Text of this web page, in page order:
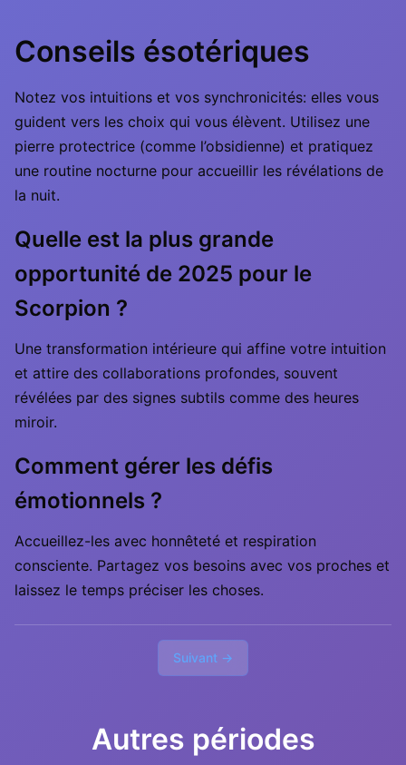
Conseils ésotériques
Notez vos intuitions et vos synchronicités: elles vous
guident vers les choix qui vous élèvent. Utilisez une
pierre protectrice (comme l’obsidienne) et pratiquez
une routine nocturne pour accueillir les révélations de
la nuit.
Quelle est la plus grande
opportunité de 2025 pour le
Scorpion ?
Une transformation intérieure qui affine votre intuition
et attire des collaborations profondes, souvent
révélées par des signes subtils comme des heures
miroir.
Comment gérer les défis
émotionnels ?
Accueillez-les avec honnêteté et respiration
consciente. Partagez vos besoins avec vos proches et
laissez le temps préciser les choses.
Suivant →
Autres périodes